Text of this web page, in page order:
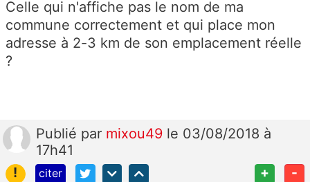
Celle qui n'affiche pas le nom de ma
commune correctement et qui place mon
adresse à 2-3 km de son emplacement réelle
?
Publié par mixou49 le 03/08/2018 à
17h41
!
citer + -